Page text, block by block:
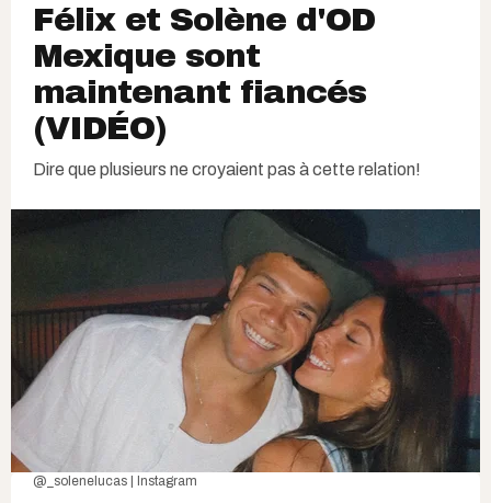
Félix et Solène d'OD
Mexique sont
maintenant fiancés
(VIDÉO)
Dire que plusieurs ne croyaient pas à cette relation!
@_solenelucas | Instagram